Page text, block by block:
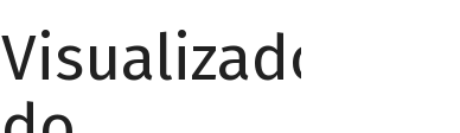
Visualizador